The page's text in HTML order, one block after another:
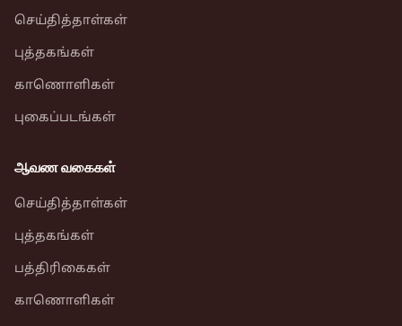
செய்தித்தாள்கள்
புத்தகங்கள்
காணொளிகள்
புகைப்படங்கள்
ஆவண வகைகள்
செய்தித்தாள்கள்
புத்தகங்கள்
பத்திரிகைகள்
காணொளிகள்